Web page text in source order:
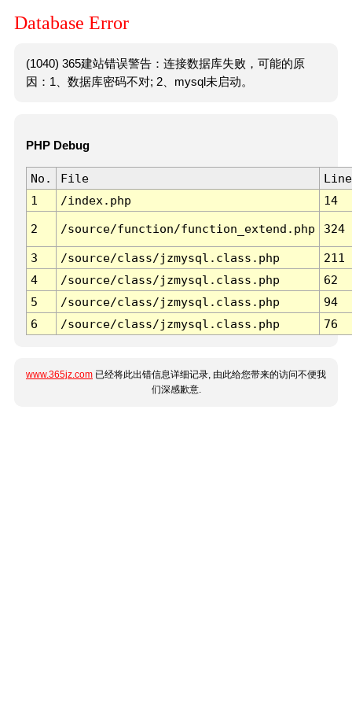
Database Error
(1040) 365建站错误警告：连接数据库失败，可能的原
因：1、数据库密码不对; 2、mysql未启动。
PHP Debug
No. File
Line
1
/index.php 14
2 /source/function/function_extend.php 324
3 /source/class/jzmysql.class.php
211
4
/source/class/jzmysql.class.php
62
5
/source/class/jzmysql.class.php
94
6
/source/class/jzmysql.class.php 76
www.365jz.com 已经将此出错信息详细记录, 由此给您带来的访问不便我
们深感歉意.